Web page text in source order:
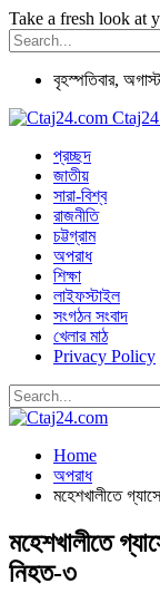
Take a fresh look at
বৃহস্পতিবার,
প্রচ্ছদ
জাতীয়
সারা-বিশ্ব
রাজনীতি
চট্টগ্রাম
অপরাধ
শিক্ষা
লাইফস্টাইল
সংগঠন সংবাদ
খেলার মাঠ
Privacy Policy
Home
অপরাধ
মহেশখালীতে
মহেশখালীতে
নিহত-৩